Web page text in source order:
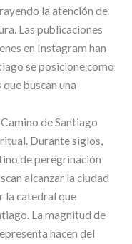
la atención de
Las publicaciones
en Instagram han
se posicione como
buscan una
de Santiago
Durante siglos,
de peregrinación
alcanzar la ciudad
la catedral que
La magnitud de
hacen del